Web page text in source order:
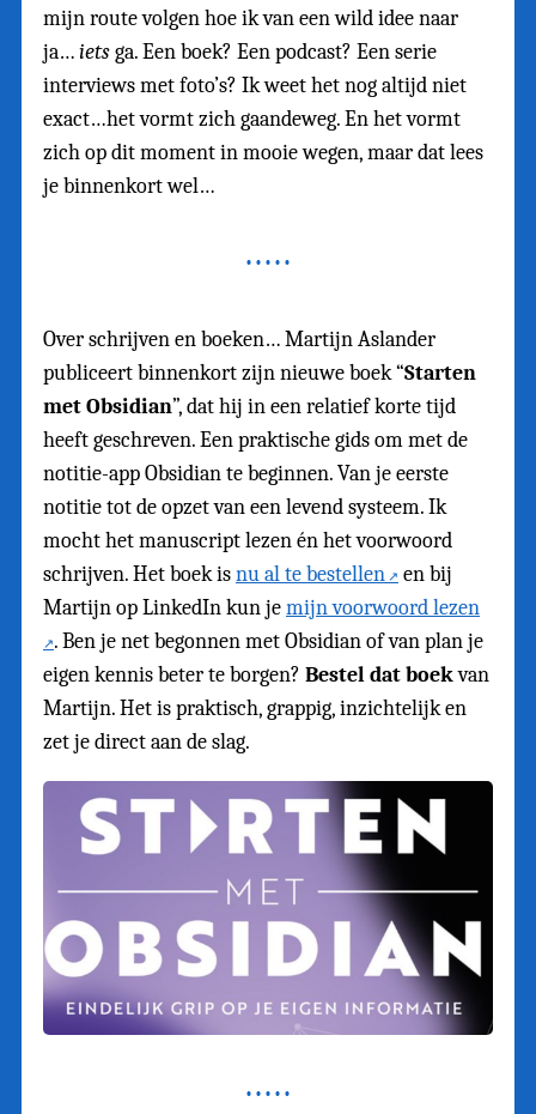
mijn route volgen hoe ik van een wild idee naar
ja…ietsga. Een boek? Een podcast? Een serie
interviews met foto’s? Ik weet het nog altijd niet
exact…het vormt zich gaandeweg. En het vormt
zich op dit moment in mooie wegen, maar dat lees
je binnenkort wel…
Over schrijven en boeken… Martijn Aslander
publiceert binnenkort zijn nieuwe boek “Starten
met Obsidian”, dat hij in een relatief korte tijd
heeft geschreven. Een praktische gids om met de
notitie-app Obsidian te beginnen. Van je eerste
notitie tot de opzet van een levend systeem. Ik
mocht het manuscript lezen én het voorwoord
schrijven. Het boek isnu al te bestellen
en bij
Martijn op LinkedIn kun jemijn voorwoord lezen
. Ben je net begonnen met Obsidian of van plan je
eigen kennis beter te borgen? Bestel dat boekvan
Martijn. Het is praktisch, grappig, inzichtelijk en
zet je direct aan de slag.